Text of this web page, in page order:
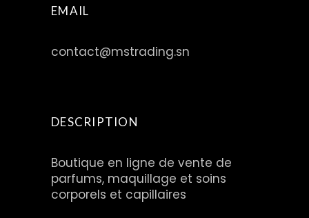
EMAIL
contact@mstrading.sn
DESCRIPTION
Boutique en ligne de vente de
parfums, maquillage et soins
corporels et capillaires